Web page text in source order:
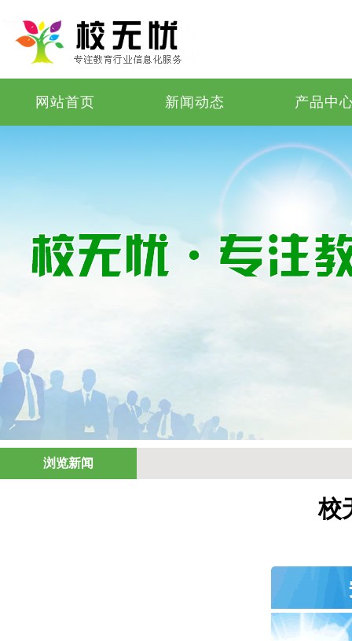
网站首页 新闻动态 产品中
浏览新闻
校